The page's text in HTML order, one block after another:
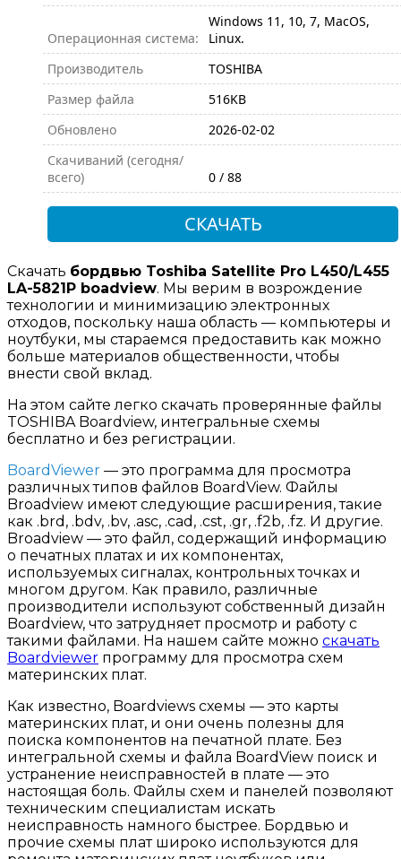
Операционная система:
Windows 11, 10, 7, MacOS,
Linux.
Производитель
TOSHIBA
Размер файла
516KB
Обновлено
2026-02-02
Скачиваний (сегодня/
всего)
0 / 88
СКАЧАТЬ
Скачать бордвью Toshiba Satellite Pro L450/L455
LA-5821P boadview. Мы верим в возрождение
технологии и минимизацию электронных
отходов, поскольку наша область — компьютеры и
ноутбуки, мы стараемся предоставить как можно
больше материалов общественности, чтобы
внести свой вклад.
На этом сайте легко скачать проверянные файлы
TOSHIBA Boardview, интегральные схемы
бесплатно и без регистрации.
BoardViewer — это программа для просмотра
различных типов файлов BoardView. Файлы
Broadview имеют следующие расширения, такие
как .brd, .bdv, .bv, .asc, .cad, .cst, .gr, .f2b, .fz. И другие.
Broadview — это файл, содержащий информацию
о печатных платах и их компонентах,
используемых сигналах, контрольных точках и
многом другом. Как правило, различные
производители используют собственный дизайн
Boardview, что затрудняет просмотр и работу с
такими файлами. На нашем сайте можно скачать
Boardviewer программу для просмотра схем
материнских плат.
Как известно, Boardviews схемы — это карты
материнских плат, и они очень полезны для
поиска компонентов на печатной плате. Без
интегральной схемы и файла BoardView поиск и
устранение неисправностей в плате — это
настоящая боль. Файлы схем и панелей позволяют
техническим специалистам искать
неисправность намного быстрее. Бордвью и
прочие схемы плат широко используются для